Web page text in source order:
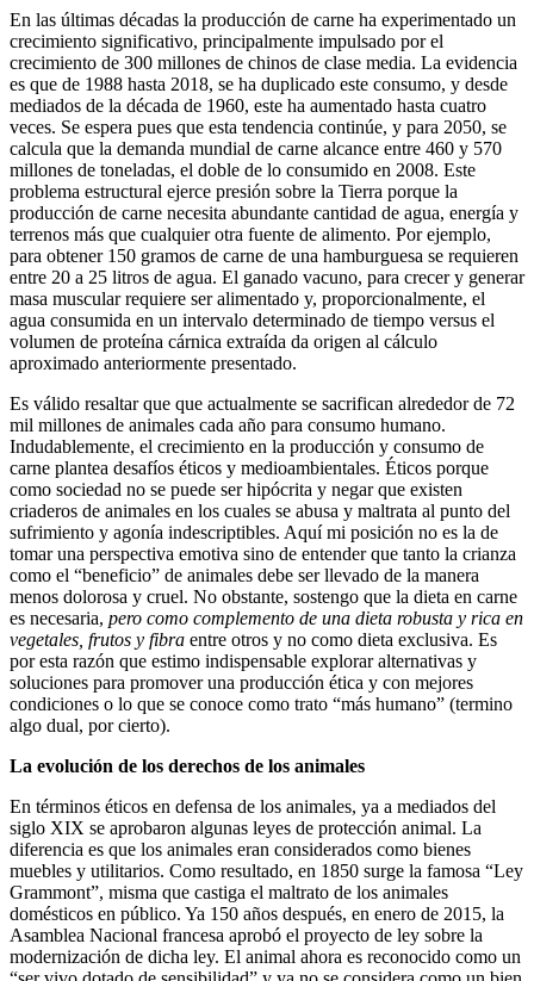
En las últimas décadas la producción de carne ha experimentado un
crecimiento significativo, principalmente impulsado por el
crecimiento de 300 millones de chinos de clase media. La evidencia
es que de 1988 hasta 2018, se ha duplicado este consumo, y desde
mediados de la década de 1960, este ha aumentado hasta cuatro
veces. Se espera pues que esta tendencia continúe, y para 2050, se
calcula que la demanda mundial de carne alcance entre 460 y 570
millones de toneladas, el doble de lo consumido en 2008. Este
problema estructural ejerce presión sobre la Tierra porque la
producción de carne necesita abundante cantidad de agua, energía y
terrenos más que cualquier otra fuente de alimento. Por ejemplo,
para obtener 150 gramos de carne de una hamburguesa se requieren
entre 20 a 25 litros de agua. El ganado vacuno, para crecer y generar
masa muscular requiere ser alimentado y, proporcionalmente, el
agua consumida en un intervalo determinado de tiempo versus el
volumen de proteína cárnica extraída da origen al cálculo
aproximado anteriormente presentado.
Es válido resaltar que que actualmente se sacrifican alrededor de 72
mil millones de animales cada año para consumo humano.
Indudablemente, el crecimiento en la producción y consumo de
carne plantea desafíos éticos y medioambientales. Éticos porque
como sociedad no se puede ser hipócrita y negar que existen
criaderos de animales en los cuales se abusa y maltrata al punto del
sufrimiento y agonía indescriptibles. Aquí mi posición no es la de
tomar una perspectiva emotiva sino de entender que tanto la crianza
como el “beneficio” de animales debe ser llevado de la manera
menos dolorosa y cruel. No obstante, sostengo que la dieta en carne
es necesaria, pero como complemento de una dieta robusta y rica en
vegetales, frutos y fibra entre otros y no como dieta exclusiva. Es
por esta razón que estimo indispensable explorar alternativas y
soluciones para promover una producción ética y con mejores
condiciones o lo que se conoce como trato “más humano” (termino
algo dual, por cierto).
La evolución de los derechos de los animales
En términos éticos en defensa de los animales, ya a mediados del
siglo XIX se aprobaron algunas leyes de protección animal. La
diferencia es que los animales eran considerados como bienes
muebles y utilitarios. Como resultado, en 1850 surge la famosa “Ley
Grammont”, misma que castiga el maltrato de los animales
domésticos en público. Ya 150 años después, en enero de 2015, la
Asamblea Nacional francesa aprobó el proyecto de ley sobre la
modernización de dicha ley. El animal ahora es reconocido como un